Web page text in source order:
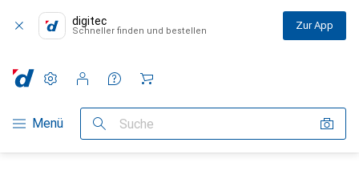
digitec
Schneller finden und bestellen Zur App
Navigation nach Kategorien
Menü Suche
Einstellungen
Kundenkonto
Vergleichslisten
Merklisten
Warenkorb